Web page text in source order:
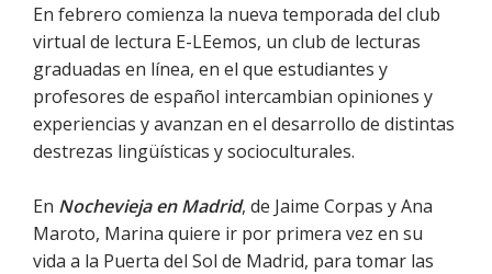
En febrero comienza la nueva temporada del club
virtual de lectura E-LEemos, un club de lecturas
graduadas en línea, en el que estudiantes y
profesores de español intercambian opiniones y
experiencias y avanzan en el desarrollo de distintas
destrezas lingüísticas y socioculturales.
En Nochevieja en Madrid, de Jaime Corpas y Ana
Maroto, Marina quiere ir por primera vez en su
vida a la Puerta del Sol de Madrid, para tomar las